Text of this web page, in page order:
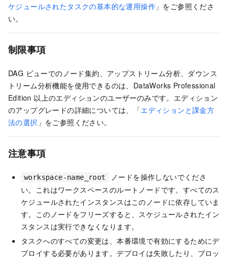
ケジュールされたタスクの基本的な運用操作 」をご参照くださ
い。
制限事項
DAG ビューでのノード集約、アップストリーム分析、ダウンス
トリーム分析機能を使用できるのは、DataWorks Professional
Edition 以上のエディションのユーザーのみです。エディション
のアップグレードの詳細については、「エディションと課金方
法の選択 」をご参照ください。
注意事項
workspace-name_root
ノードを操作しないでくださ
い。これはワークスペースのルートノードです。すべてのス
ケジュールされたインスタンスはこのノードに依存していま
す。このノードをフリーズすると、スケジュールされたイン
スタンスは実行できなくなります。
タスクへのすべての変更は、本番環境で有効にするためにデ
プロイする必要があります。デプロイは失敗したり、ブロッ